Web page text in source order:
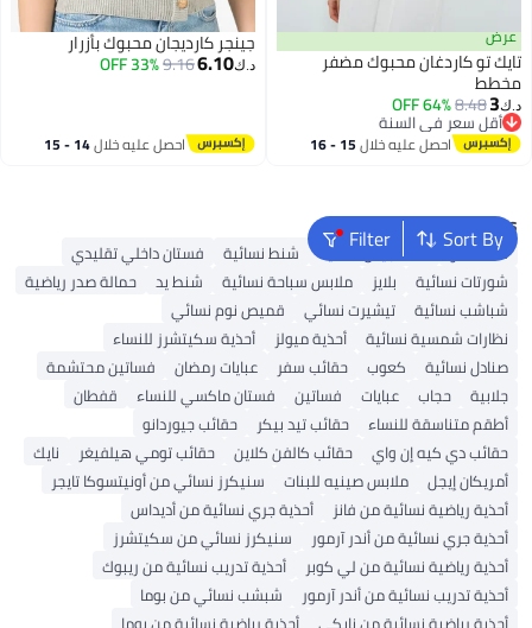
عرض
تايك تو كاردغان محبوك مضفر
مخطط
د.ك‏3
8.48
64% OFF
أقل سعر في السنة
أقل سعر في السنة
احصل عليه خلال 15 - 16
جينجر كارديجان محبوك بأزرار
د.ك‏6.10
9.16
33% OFF
احصل عليه خلال 14 - 15
Sort By
FilterPopular Searches
شنط ألدو شنط جيس نسائية شنط نسائية
فستان داخلي تقليدي
شورتات نسائية
بلايز ملابس سباحة نسائية شنط يد
حمالة صدر رياضية
شباشب نسائية
تيشيرت نسائي
قميص نوم نسائي
نظارات شمسية نسائية
أحذية ميولز
أحذية سكيتشرز للنساء
صنادل نسائية
كعوب حقائب سفر عبايات رمضان
فساتين محتشمة
جلابية
حجاب عبايات فساتين فستان ماكسي للنساء
قفطان
أطقم متناسقة للنساء
حقائب تيد بيكر
حقائب جيوردانو
حقائب دي كيه إن واي
حقائب كالفن كلاين حقائب تومي هيلفيغر
نايك
أمريكان إيجل
ملابس صينيه للبنات
سنيكرز نسائي من أونيتسوكا تايجر
أحذية رياضية نسائية من فانز
أحذية جري نسائية من أديداس
أحذية جري نسائية من أندر آرمور
سنيكرز نسائي من سكيتشرز
أحذية رياضية نسائية من لي كوبر
أحذية تدريب نسائية من ريبوك
أحذية تدريب نسائية من أندر آرمور
شبشب نسائي من بوما